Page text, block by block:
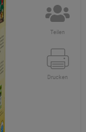
Teilen
Drucken